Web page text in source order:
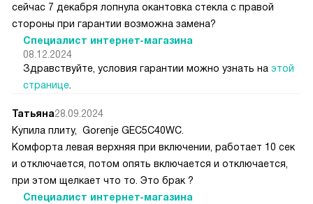
сейчас 7 декабря лопнула окантовка стекла с правой
стороны при гарантии возможна замена?
Специалист интернет-магазина
08.12.2024
Здравствуйте, условия гарантии можно узнать на этой
странице
Татьяна28.09.2024
Купила плиту, Gorenje GEC5C40WC.
Комфорта левая верхняя при включении, работает 10 сек
и отключается, потом опять включается и отключается,
при этом щелкает что то. Это брак ?
Специалист интернет-магазина